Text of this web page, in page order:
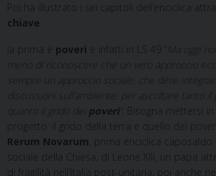
Poi ha illustrato i sei capitoli dell’enciclica
chiave
la prima è poveri e infatti in LS 49 “
Ma oggi
sempre un approccio sociale, che deve
poveri”. Bisogna mettersi in
progetto: il grido della terra e quello del
Rerum Novarum , prima enciclica
sociale della Chiesa, di Leone XIII, un papa
di fragilità nell’Italia post-unitaria; poi anche